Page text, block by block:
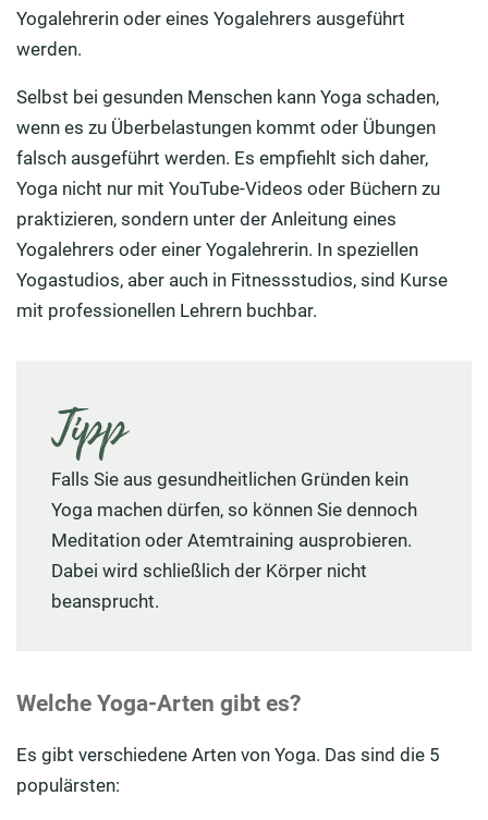
Yogalehrerin oder eines Yogalehrers ausgeführt
werden.
Selbst bei gesunden Menschen kann Yoga schaden,
wenn es zu Überbelastungen kommt oder Übungen
falsch ausgeführt werden. Es empfiehlt sich daher,
Yoga nicht nur mit YouTube-Videos oder Büchern zu
praktizieren, sondern unter der Anleitung eines
Yogalehrers oder einer Yogalehrerin. In speziellen
Yogastudios, aber auch in Fitnessstudios, sind Kurse
mit professionellen Lehrern buchbar.
Tipp
Falls Sie aus gesundheitlichen Gründen kein
Yoga machen dürfen, so können Sie dennoch
Meditation oder Atemtraining ausprobieren.
Dabei wird schließlich der Körper nicht
beansprucht.
Welche Yoga-Arten gibt es?
Es gibt verschiedene Arten von Yoga. Das sind die 5
populärsten: